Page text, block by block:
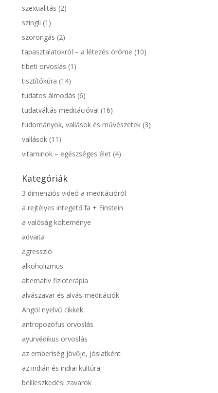
szexualitás (2)
szingli (1)
szorongás (2)
tapasztalatokról – a létezés öröme (10)
tibeti orvoslás (1)
tisztítókúra (14)
tudatos álmodás (6)
tudatváltás meditációval (16)
tudományok, vallások és művészetek(3)
vallások(11)
vitaminok – egészséges élet(4)
Kategóriák
3 dimenziós videó a meditációról
a rejtélyes integető fa + Einstein
a valóság költeménye
advaita
agresszió
alkoholizmus
alternatív fizioterápia
alvászavar és alvás-meditációk
Angol nyelvű cikkek
antropozófus orvoslás
ayurvédikus orvoslás
az emberiség jövője, jóslatként
az indián és indiai kultúra
beilleszkedési zavarok